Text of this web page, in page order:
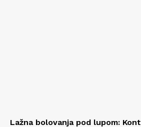
Lažna bolovanja pod lupom: